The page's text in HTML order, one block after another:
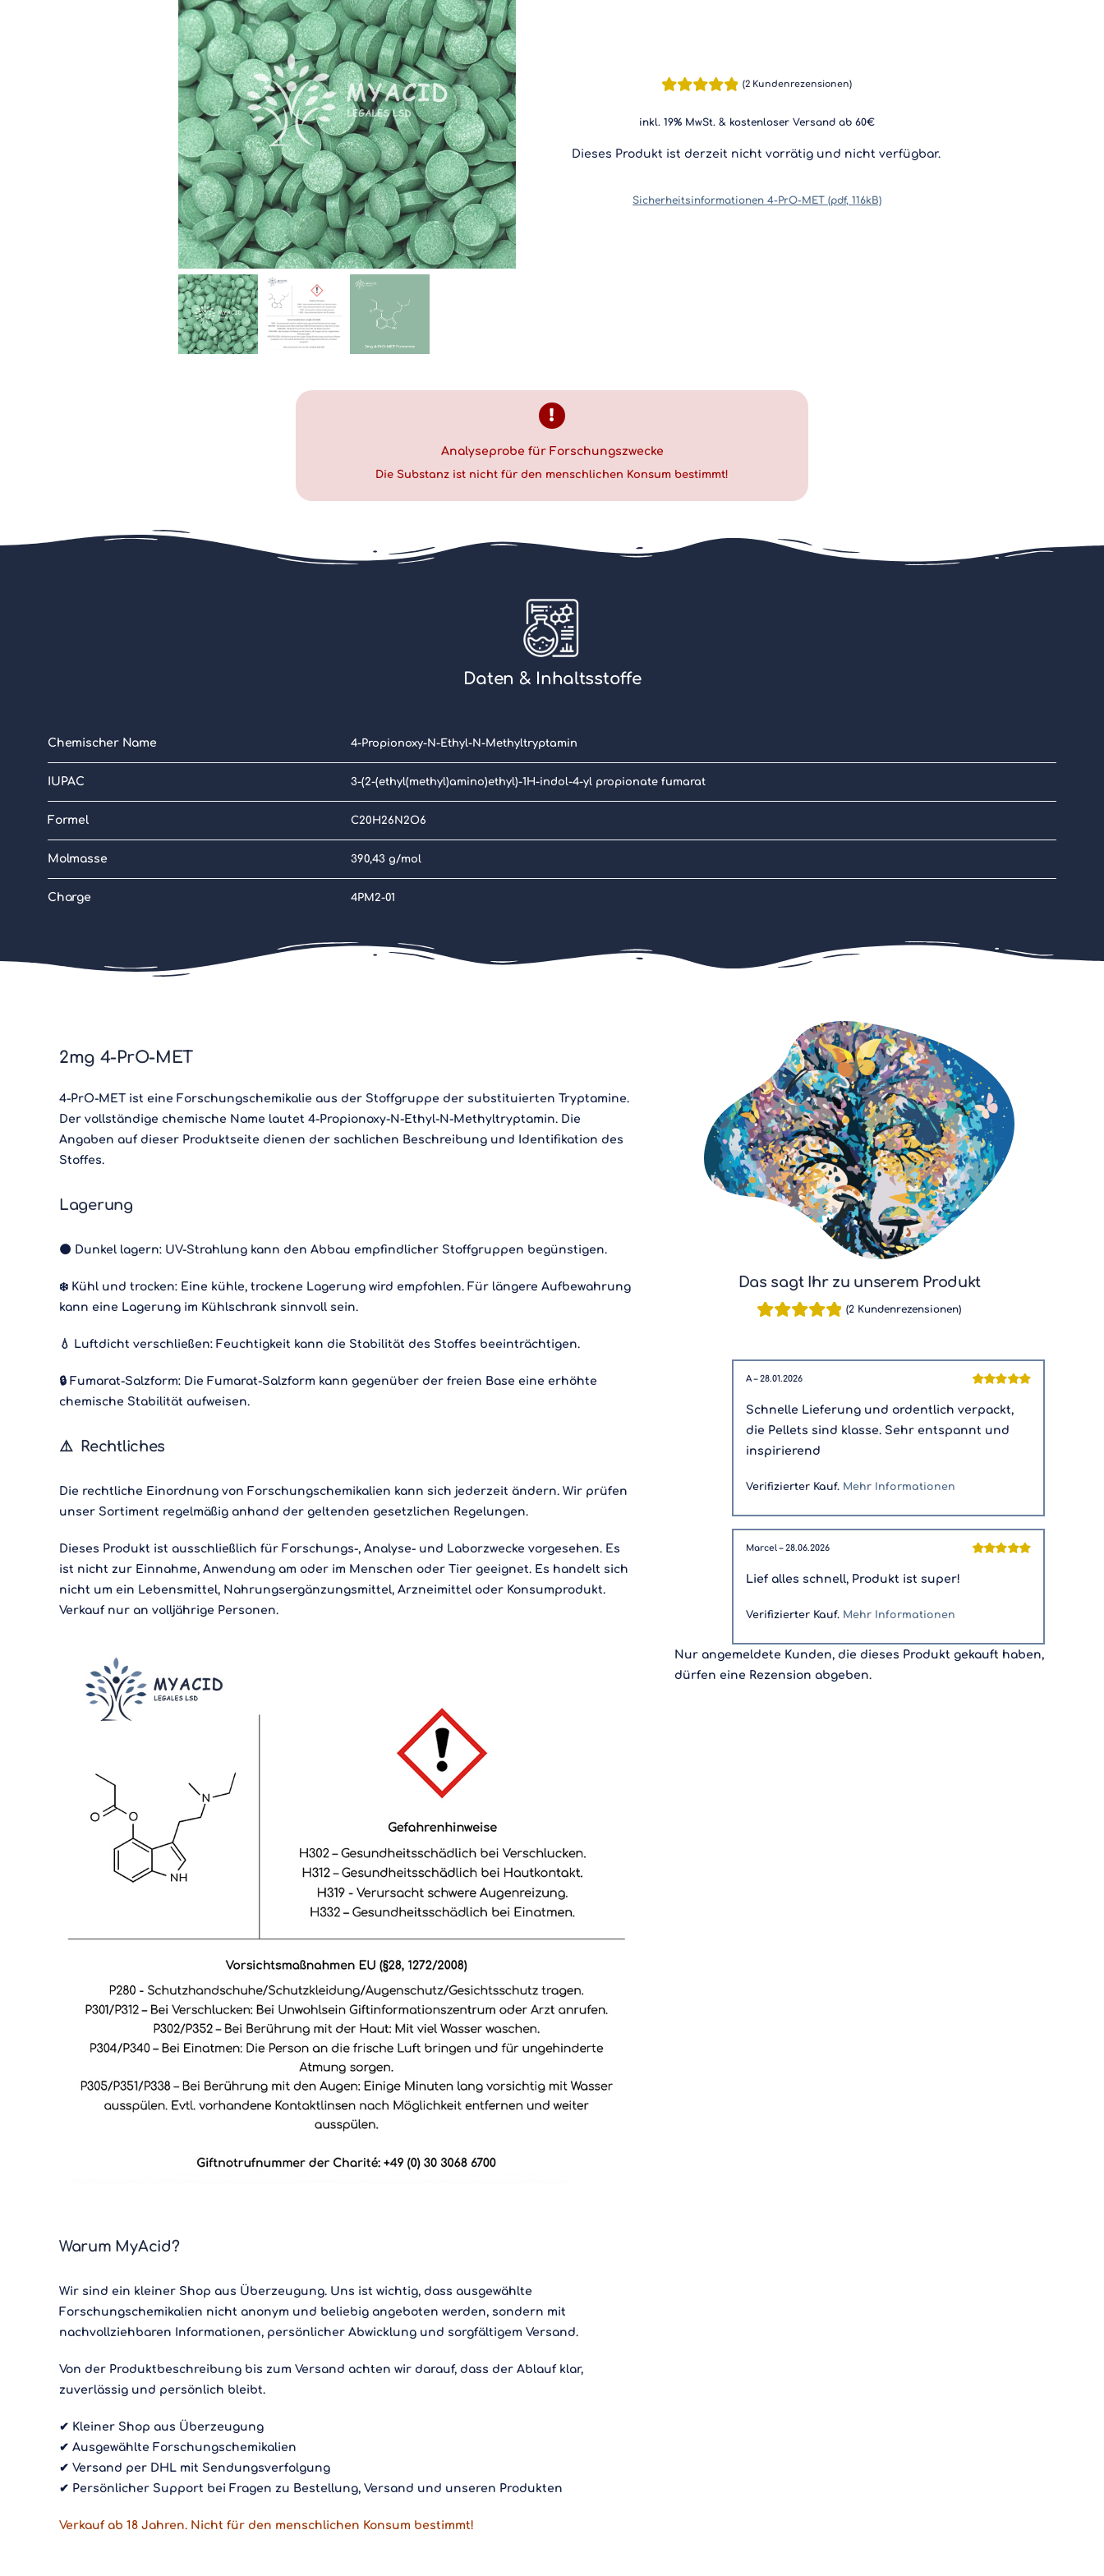
mit 5.00von
auf
(2Kundenrezensionen)
inkl. 19% MwSt. & kostenloser Versand ab 60€
Dieses Produkt ist derzeit nicht vorrätig und nicht verfügbar.
Sicherheitsinformationen 4-PrO-MET (pdf, 116kB)
Analyseprobe für Forschungszwecke
Die Substanz ist nicht für den menschlichen Konsum bestimmt!
Daten & Inhaltsstoffe
Chemischer Name 4-Propionoxy-N-Ethyl-N-Methyltryptamin
IUPAC 3-(2-(ethyl(methyl)amino)ethyl)-1H-indol-4-yl propionate fumarat
Formel C20H26N2O6
Molmasse 390,43 g/mol
Charge 4PM2-01
2mg 4-PrO-MET
4-PrO-MET ist eine Forschungschemikalie aus der Stoffgruppe der substituierten Tryptamine.
Der vollständige chemische Name lautet 4-Propionoxy-N-Ethyl-N-Methyltryptamin. Die
Angaben auf dieser Produktseite dienen der sachlichen Beschreibung und Identifikation des
Stoffes.
Lagerung
🌑 Dunkel lagern: UV-Strahlung kann den Abbau empfindlicher Stoffgruppen begünstigen.
❄️ Kühl und trocken: Eine kühle, trockene Lagerung wird empfohlen. Für längere Aufbewahrung
kann eine Lagerung im Kühlschrank sinnvoll sein.
💧 Luftdicht verschließen: Feuchtigkeit kann die Stabilität des Stoffes beeinträchtigen.
🔒 Fumarat-Salzform: Die Fumarat-Salzform kann gegenüber der freien Base eine erhöhte
chemische Stabilität aufweisen.
⚠️ Rechtliches
Die rechtliche Einordnung von Forschungschemikalien kann sich jederzeit ändern. Wir prüfen
unser Sortiment regelmäßig anhand der geltenden gesetzlichen Regelungen.
Dieses Produkt ist ausschließlich für Forschungs-, Analyse- und Laborzwecke vorgesehen. Es
ist nicht zur Einnahme, Anwendung am oder im Menschen oder Tier geeignet. Es handelt sich
nicht um ein Lebensmittel, Nahrungsergänzungsmittel, Arzneimittel oder Konsumprodukt.
Verkauf nur an volljährige Personen.
Warum MyAcid?
Wir sind ein kleiner Shop aus Überzeugung. Uns ist wichtig, dass ausgewählte
Forschungschemikalien nicht anonym und beliebig angeboten werden, sondern mit
nachvollziehbaren Informationen, persönlicher Abwicklung und sorgfältigem Versand.
Von der Produktbeschreibung bis zum Versand achten wir darauf, dass der Ablauf klar,
zuverlässig und persönlich bleibt.
✔ Kleiner Shop aus Überzeugung
✔ Ausgewählte Forschungschemikalien
✔ Versand per DHL mit Sendungsverfolgung
✔ Persönlicher Support bei Fragen zu Bestellung, Versand und unseren Produkten
Verkauf ab 18 Jahren. Nicht für den menschlichen Konsum bestimmt!
Das sagt Ihr zu unserem Produkt
auf
(2 Kundenrezensionen)
mit5von 5
A– 28.01.2026
Schnelle Lieferung und ordentlich verpackt,
die Pellets sind klasse. Sehr entspannt und
inspirierend
Verifizierter Kauf. Mehr Informationen
Marcel– 28.06.2026
Lief alles schnell, Produkt ist super!
Verifizierter Kauf. Mehr Informationen
Nur angemeldete Kunden, die dieses Produkt gekauft haben,
dürfen eine Rezension abgeben.